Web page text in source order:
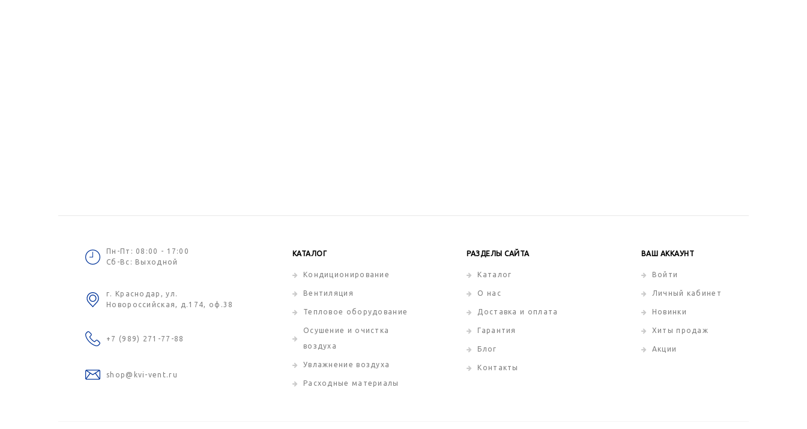
Пн-Пт: 08:00 - 17:00
Сб-Вс: Выходной
г. Краснодар, ул.
Новороссийская, д.174, оф.38
+7 (989) 271-77-88
shop@kvi-vent.ru
КАТАЛОГ
Кондиционирование
Вентиляция
Тепловое оборудование
Осушение и очистка
воздуха
Увлажнение воздуха
Расходные материалы
РАЗДЕЛЫ САЙТА
Каталог
О нас
Доставка и оплата
Гарантия
Блог
Контакты
ВАШ АККАУНТ
Войти
Личный кабинет
Новинки
Хиты продаж
Акции